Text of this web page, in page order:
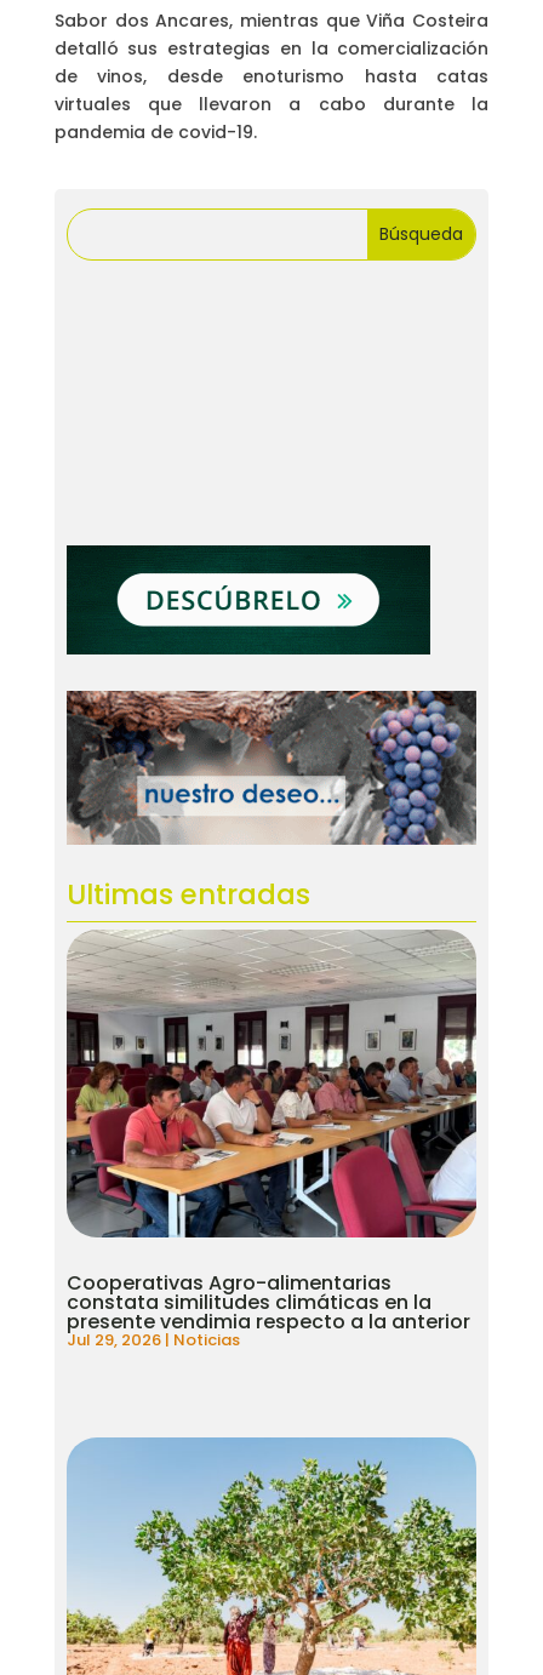
Sabor dos Ancares, mientras que Viña Costeira
detalló sus estrategias en la comercialización
de vinos, desde enoturismo hasta catas
virtuales que llevaron a cabo durante la
pandemia de covid-19.
Ultimas entradas
Cooperativas Agro-alimentarias
constata similitudes climáticas en la
presente vendimia respecto a la anterior
Jul 29, 2026| Noticias